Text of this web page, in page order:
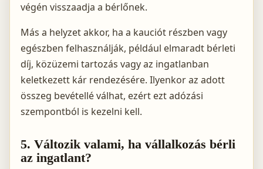
végén visszaadja a bérlőnek.
Más a helyzet akkor, ha a kauciót részben vagy
egészben felhasználják, például elmaradt bérleti
díj, közüzemi tartozás vagy az ingatlanban
keletkezett kár rendezésére. Ilyenkor az adott
összeg bevétellé válhat, ezért ezt adózási
szempontból is kezelni kell.
5. Változik valami, ha vállalkozás bérli
az ingatlant?